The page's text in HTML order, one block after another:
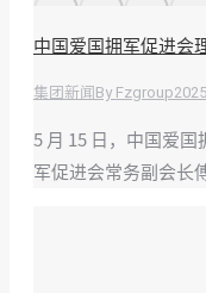
中国爱国拥军促进会
集团新闻 By Fzgroup
5 月 15 日，中国爱
军促进会常务副会长